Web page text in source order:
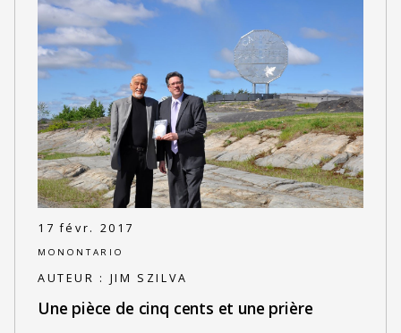
17 févr. 2017
MONONTARIO
AUTEUR : JIM SZILVA
Une pièce de cinq cents et une prière